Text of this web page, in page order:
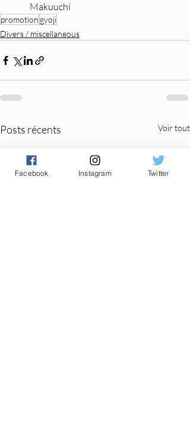
Makuuchi
promotion gyoji
Divers / miscellaneous
Posts récents Voir tout
Facebook Instagram Twitter